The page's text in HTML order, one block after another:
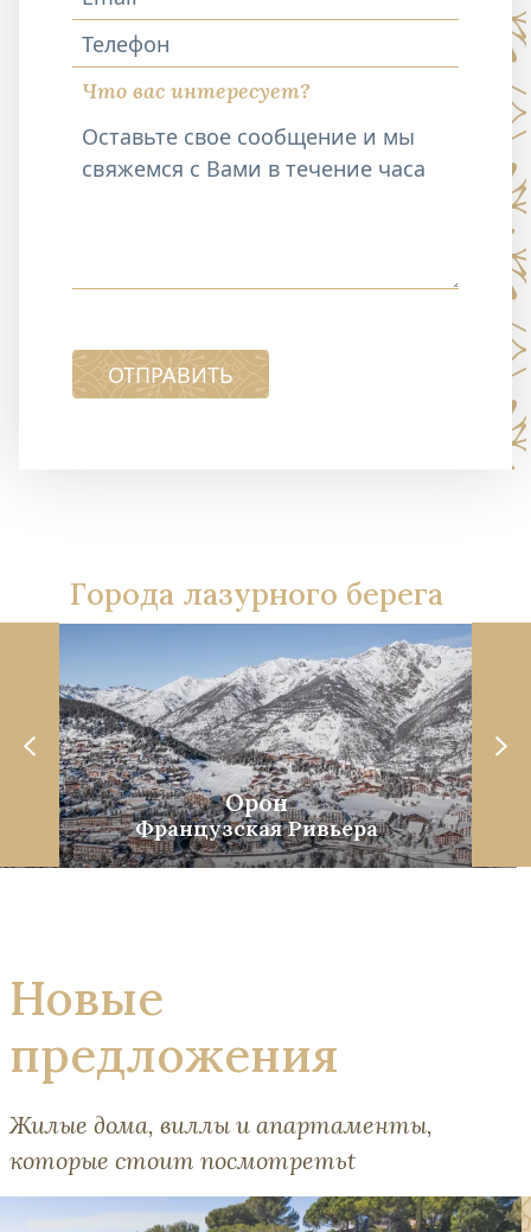
Телефон
Что вас интересует?
ОТПРАВИТЬ
Города лазурного берега
Орон
Французская Ривьера
Новые
предложения
Жилые дома, виллы и апартаменты,
которые стоит посмотретьt